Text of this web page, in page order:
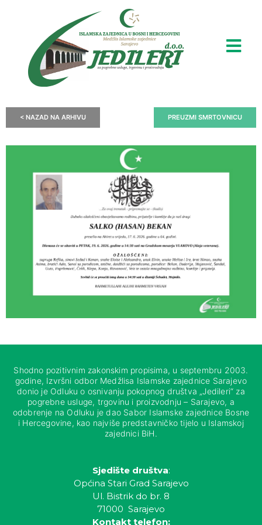
< NAZAD NA ARHIVU PREUZMI SMRTOVNICU
Shodno pozitivnim zakonskim propisima, u septembru 2003.
godine, Izvršni odbor Medžlisa Islamske zajednice Sarajevo
donio je Odluku o osnivanju pokopnog društva „Jedileri“ za
pogrebne usluge, trgovinu i proizvodnju – Sarajevo, a
odobrenje na Odluku je dao Sabor Islamske zajednice Bosne
i Hercegovine, kao najviše predstavničko tijelo u Islamskoj
zajednici BiH.
Sjedište društva:
Općina Stari Grad Sarajevo
Ul. Bistrik do br. 8
71000 Sarajevo
Kontakt telefon: